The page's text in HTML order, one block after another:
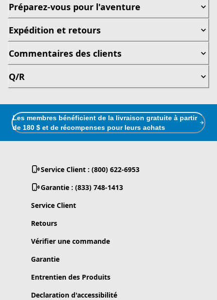
Préparez-vous pour l'aventure
Expédition et retours
Commentaires des clients
Q/R
Les membres bénéficient de la livraison gratuite à partir
de 180 $ et de récompenses pour leurs achats
Service Client : (800) 622-6953
Garantie : (833) 748-1413
Service Client
Retours
Vérifier une commande
Garantie
Entrentien des Produits
Declaration d'accessibilité